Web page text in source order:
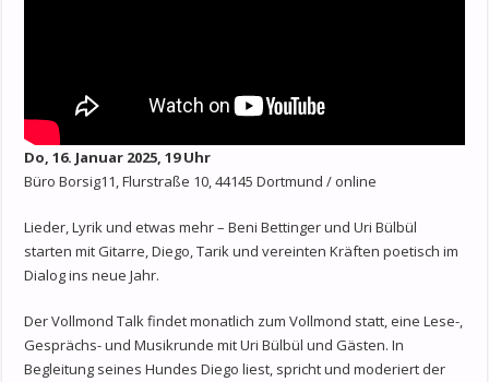
Do, 16. Januar 2025, 19 Uhr
Büro Borsig11, Flurstraße 10, 44145 Dortmund / online
Lieder, Lyrik und etwas mehr – Beni Bettinger und Uri Bülbül
starten mit Gitarre, Diego, Tarik und vereinten Kräften poetisch im
Dialog ins neue Jahr.
Der Vollmond Talk findet monatlich zum Vollmond statt, eine Lese-,
Gesprächs- und Musikrunde mit Uri Bülbül und Gästen. In
Begleitung seines Hundes Diego liest, spricht und moderiert der